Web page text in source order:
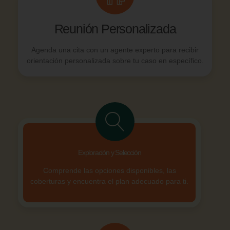
Reunión Personalizada
Agenda una cita con un agente experto para recibir
orientación personalizada sobre tu caso en específico.
Exploración y Selección
Comprende las opciones disponibles, las
coberturas y encuentra el plan adecuado para ti.